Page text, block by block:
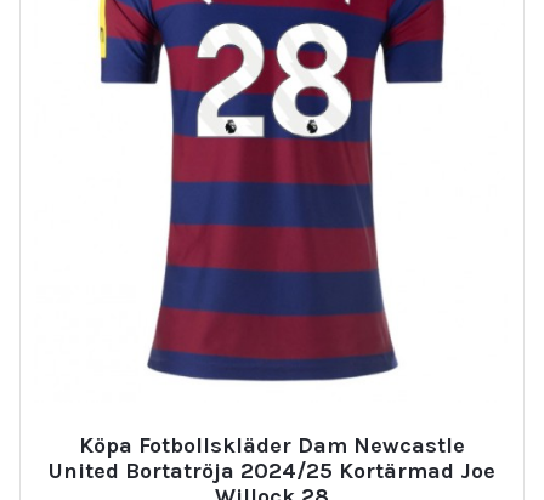
Köpa Fotbollskläder Dam Newcastle
United Bortatröja 2024/25 Kortärmad Joe